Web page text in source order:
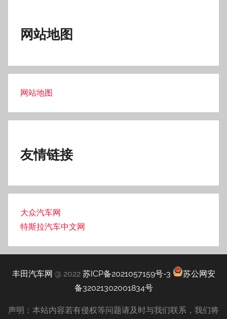
网站地图
网站地图
友情链接
大众汽车网
特斯拉汽车中文网
丰田汽车网 @ 2022 苏ICP备2021057159号-3
苏公网安
备32021302001834号
声明：本站内容若有侵权等问题请及时与我们联系，我们将